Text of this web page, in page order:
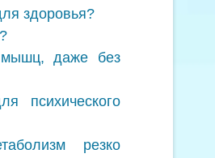
здоровья?
даже без
психического
резко